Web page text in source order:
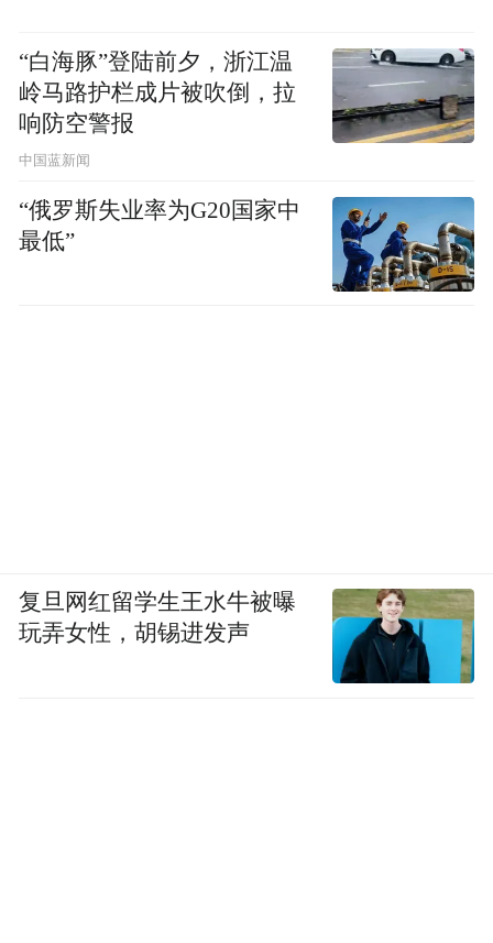
“白海豚”登陆前夕，浙江温
岭马路护栏成片被吹倒，拉
响防空警报
中国蓝新闻
“俄罗斯失业率为G20国家中
最低”
复旦网红留学生王水牛被曝
玩弄女性，胡锡进发声